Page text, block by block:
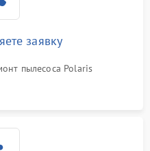
заявку
пылесоса Polaris